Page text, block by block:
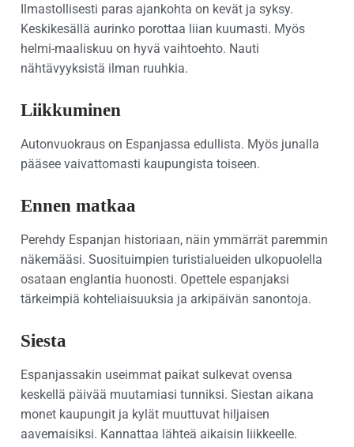
Ilmastollisesti paras ajankohta on kevät ja syksy.
Keskikesällä aurinko porottaa liian kuumasti. Myös
helmi-maaliskuu on hyvä vaihtoehto. Nauti
nähtävyyksistä ilman ruuhkia.
Liikkuminen
Autonvuokraus on Espanjassa edullista. Myös junalla
pääsee vaivattomasti kaupungista toiseen.
Ennen matkaa
Perehdy Espanjan historiaan, näin ymmärrät paremmin
näkemääsi. Suosituimpien turistialueiden ulkopuolella
osataan englantia huonosti. Opettele espanjaksi
tärkeimpiä kohteliaisuuksia ja arkipäivän sanontoja.
Siesta
Espanjassakin useimmat paikat sulkevat ovensa
keskellä päivää muutamiasi tunniksi. Siestan aikana
monet kaupungit ja kylät muuttuvat hiljaisen
aavemaisiksi. Kannattaa lähteä aikaisin liikkeelle.